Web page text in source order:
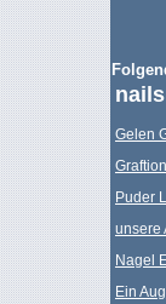
nails
Gelen
Puder
unsere
Nagel
Ein